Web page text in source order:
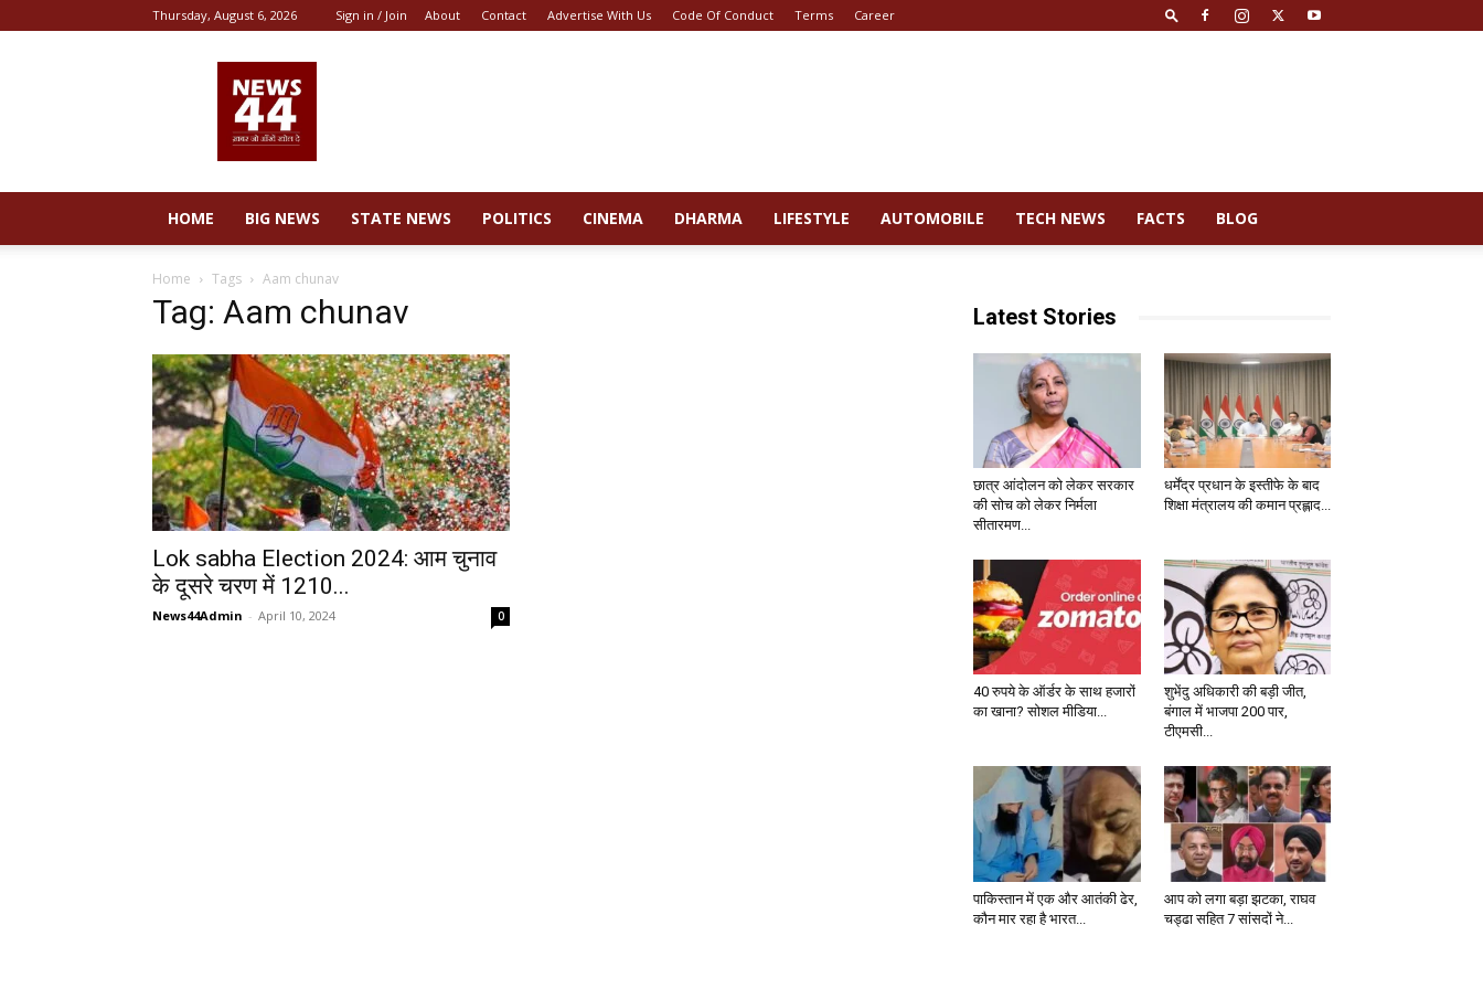
Thursday, August 6, 2026 Sign in / Join About Contact Advertise With Us Code Of Conduct Terms Career
44
HOME BIG NEWS STATE NEWS POLITICS CINEMA DHARMA LIFESTYLE AUTOMOBILE TECH NEWS FACTS BLOG
Home Tags Aam chunav
Tag: Aam chunav
Lok sabha Election 2024: आम चुनाव
के दूसरे चरण में 1210...
News44Admin - April 10, 2024 0
Latest Stories
छात्र आंदोलन को लेकर सरकार
की सोच को लेकर निर्मला
सीतारमण...
धर्मेंद्र प्रधान के इस्तीफे के बाद
शिक्षा मंत्रालय की कमान प्रह्लाद...
40 रुपये के ऑर्डर के साथ हजारों
का खाना? सोशल मीडिया...
शुभेंदु अधिकारी की बड़ी जीत,
बंगाल में भाजपा 200 पार,
टीएमसी...
पाकिस्तान में एक और आतंकी ढेर,
कौन मार रहा है भारत...
आप को लगा बड़ा झटका, राघव
चड्ढा सहित 7 सांसदों ने...